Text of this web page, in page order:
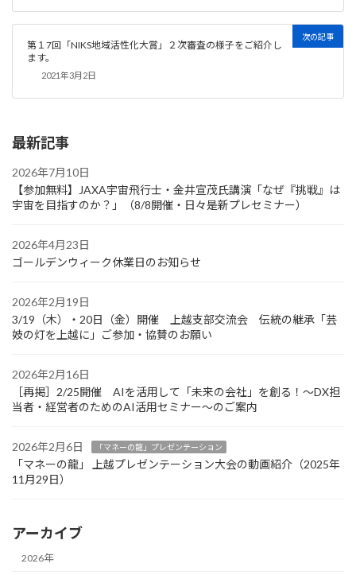
次の記事
第１7回「NIKS地域活性化大賞」２次審査の様子をご紹介し
ます。
2021年3月2日
最新記事
2026年7月10日
【参加無料】JAXA宇宙飛行士・金井宣茂氏講演「なぜ『挑戦』は
宇宙を目指すのか？」（8/8開催・日々是新プレセミナー）
2026年4月23日
ゴールデンウィーク休業日のお知らせ
2026年2月19日
3/19（木）・20日（金）開催 上越支部交流会 伝統の継承「芸
妓の灯を上越に」ご参加・協賛のお願い
2026年2月16日
［再掲］2/25開催 AIを活用して「未来の会社」を創る！～DX担
当者・経営者のためのAI活用セミナー～のご案内
2026年2月6日 「マネーの龍」プレゼンテーション
「マネーの龍」 上越プレゼンテーション大会の動画紹介（2025年
11月29日）
アーカイブ
2026年